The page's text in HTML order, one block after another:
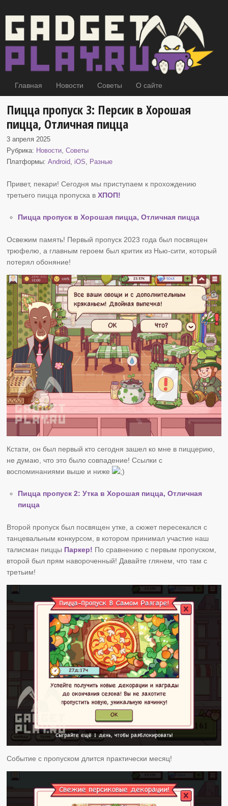
Главная Новости Советы О сайте
Пицца пропуск 3: Персик в Хорошая
пицца, Отличная пицца
3 апреля 2025
Рубрика: Новости,Советы
Платформы:Android, iOS, Разные
Привет, пекари! Сегодня мы приступаем к прохождению
третьего пицца пропуска вХПОП!
Пицца пропуск в Хорошая пицца, Отличная пицца
Освежим память! Первый пропуск 2023 года был посвящен
трюфелю, а главным героем был критик из Нью-сити, который
потерял обоняние!
Кстати, он был первый кто сегодня зашел ко мне в пиццерию,
не думаю, что это было совпадение! Ссылки с
воспоминаниями выше и ниже
Пицца пропуск 2: Утка в Хорошая пицца, Отличная
пицца
Второй пропуск был посвящен утке, а сюжет пересекался с
танцевальным конкурсом, в котором принимал участие наш
талисман пиццы Паркер! По сравнению с первым пропуском,
второй был прям навороченный! Давайте глянем, что там с
третьим!
Событие с пропуском длится практически месяц!